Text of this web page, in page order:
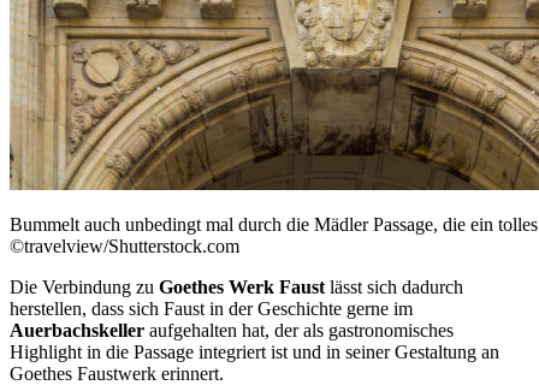
Bummelt auch unbedingt mal durch die Mädler Passage, die ein
©travelview/Shutterstock.com
Die Verbindung zu Goethes Werk Faust lässt sich dadurch
herstellen, dass sich Faust in der Geschichte gerne im
Auerbachskeller aufgehalten hat, der als gastronomisches
Highlight in die Passage integriert ist und in seiner Gestaltung an
Goethes Faustwerk erinnert.